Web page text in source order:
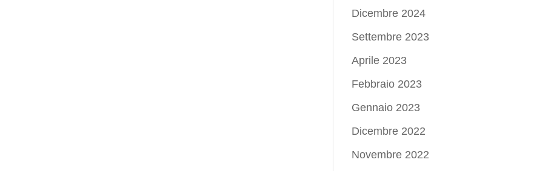
Dicembre 2024
Settembre 2023
Aprile 2023
Febbraio 2023
Gennaio 2023
Dicembre 2022
Novembre 2022